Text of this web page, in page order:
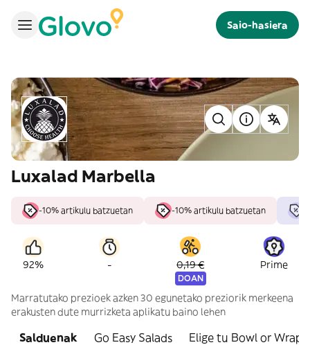
Saio-hasiera
Luxalad Marbella
-10% artikulu batzuetan -10% artikulu batzuetan
92% - 0,19 €
DOAN
Prime
Marratutako prezioek azken 30 egunetako preziorik merkeena
erakusten dute murrizketa aplikatu baino lehen
Salduenak Go Easy Salads Elige tu Bowl or Wrap.